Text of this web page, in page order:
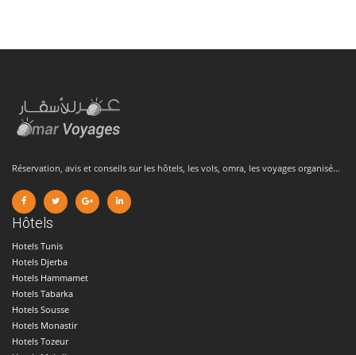
Réservation, avis et conseils sur les hôtels, les vols, omra, les voyages organisé…
Hôtels
Hotels Tunis
Hotels Djerba
Hotels Hammamet
Hotels Tabarka
Hotels Sousse
Hotels Monastir
Hotels Tozeur